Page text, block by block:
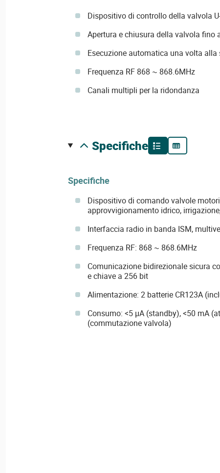
Dispositivo di controllo della valvola
Apertura e chiusura della valvola fino
Esecuzione automatica una volta alla
Frequenza RF 868 ~ 868.6MHz
Canali multipli per la ridondanza
specifiche
Specifiche
Dispositivo di comando valvole
approvvigionamento idrico,
Interfaccia radio in banda ISM,
Frequenza RF: 868 ~ 868.6MHz
Comunicazione bidirezionale sicura
e chiave a 256 bit
Alimentazione: 2 batterie CR123A
Consumo: <5 µA (standby), <50 mA
(commutazione valvola)